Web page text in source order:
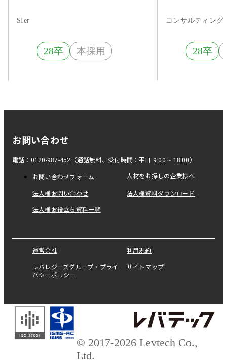
SIer
28卒 本採用 28卒
お問い合わせ
電話：0120-987-452（通話無料、受付時間：平日 9:00 ~ 18:00）
お問い合わせフォーム 人材をお探しの企業様へ
法人様お問い合わせ 法人様資料ダウンロード
法人様お役立ち資料一覧
運営会社 利用規約
レバレジーズグループ・プライ
バシーポリシー
サイトマップ
© 2017-2026 Levtech Co.,
Ltd.